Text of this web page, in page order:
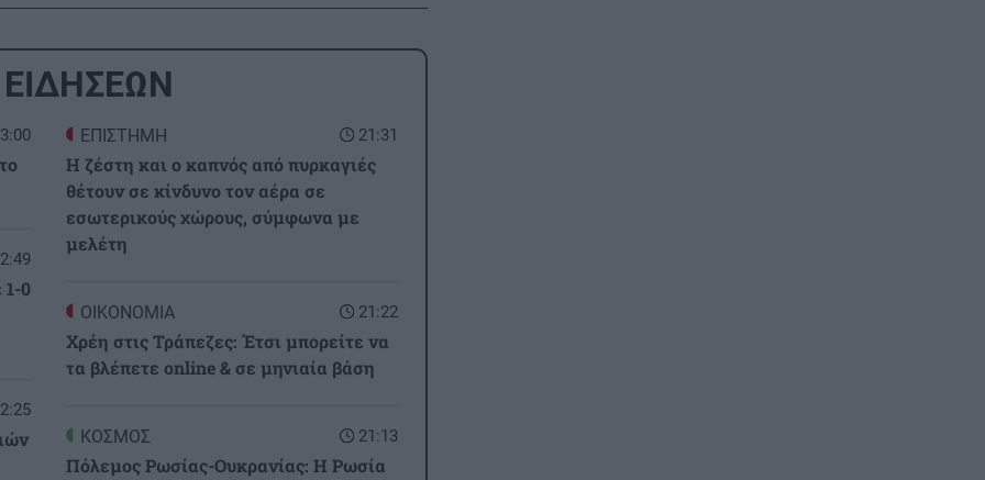
1-0
21:31
ΕΠΙΣΤΗΜΗ
Η ζέστη και ο καπνός από πυρκαγιές
θέτουν σε κίνδυνο τον αέρα σε
εσωτερικούς χώρους, σύμφωνα με
μελέτη
21:22
ΟΙΚΟΝΟΜΙΑ
Χρέη στις Τράπεζες: Έτσι μπορείτε να
τα βλέπετε online & σε μηνιαία βάση
21:13
ΚΟΣΜΟΣ
Πόλεμος Ρωσίας-Ουκρανίας: Η Ρωσία